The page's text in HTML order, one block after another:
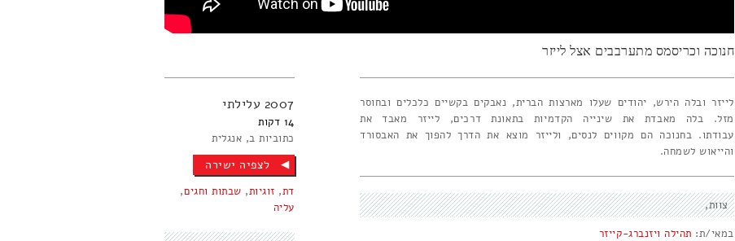
חנוכה וכריסמס מתערבבים אצל לייזר
לייזר ובלה הירש, יהודים שעלו מארצות הברית, נאבקים בקשיים כלכלים ובחוסר
מזל. בלה מאבדת את שינייה הקדמיות בתאונת דרכים, לייזר מאבד את
עבודתו. בחנוכה הם מקווים לנסים, ולייזר מוצא את הדרך להפוך את האבסורד
והייאוש לשמחה.
צוות
במאי/ת: תהילה ויזנברג-קייזר
2007 עלילתי
14
כתוביות ב אנגלית
לצפיה ישירה
דת, זוגיות, שבתות וחגים,
עליה